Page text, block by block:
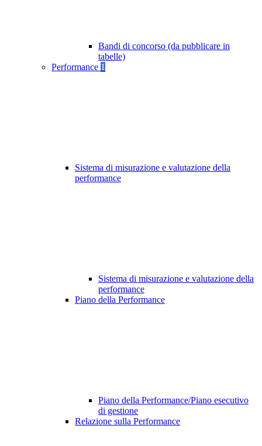
Bandi di concorso (da pubblicare in
tabelle)
Performance 1
Sistema di misurazione e valutazione della
performance
Sistema di misurazione e valutazione della
performance
Piano della Performance
Piano della Performance/Piano esecutivo
di gestione
Relazione sulla Performance